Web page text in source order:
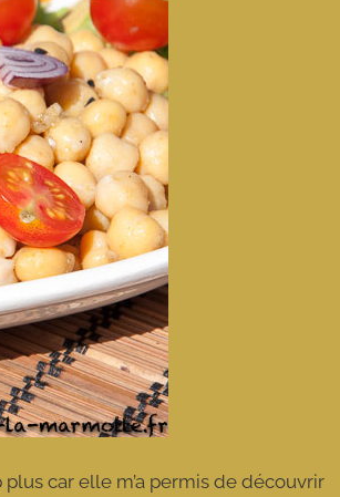
car elle m’a permis de découvrir